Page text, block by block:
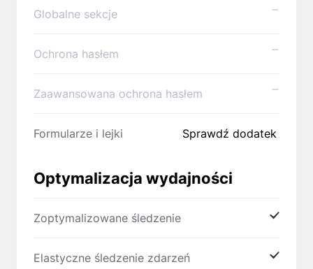
Globalne sekcje
Ochrona hasłem
Zaawansowana ochrona hasłem
Formularze i lejki Sprawdź dodatek
Optymalizacja wydajności
Zoptymalizowane śledzenie
Elastyczne śledzenie zdarzeń